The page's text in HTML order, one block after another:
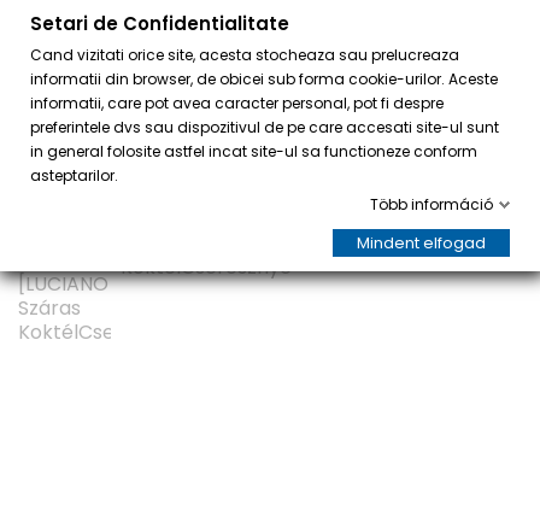
Setari de Confidentialitate
Cand vizitati orice site, acesta stocheaza sau prelucreaza
informatii din browser, de obicei sub forma cookie-urilor. Aceste
informatii, care pot avea caracter personal, pot fi despre
preferintele dvs sau dispozitivul de pe care accesati site-ul sunt
in general folosite astfel incat site-ul sa functioneze conform
asteptarilor.
Több információ
Mindent elfogad